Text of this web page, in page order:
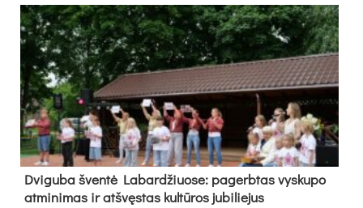
Dvi­gu­ba šven­tė La­bar­džiuo­se: pa­gerb­tas vys­ku­po
at­mi­ni­mas ir at­švęs­tas kul­tū­ros ju­bi­lie­jus